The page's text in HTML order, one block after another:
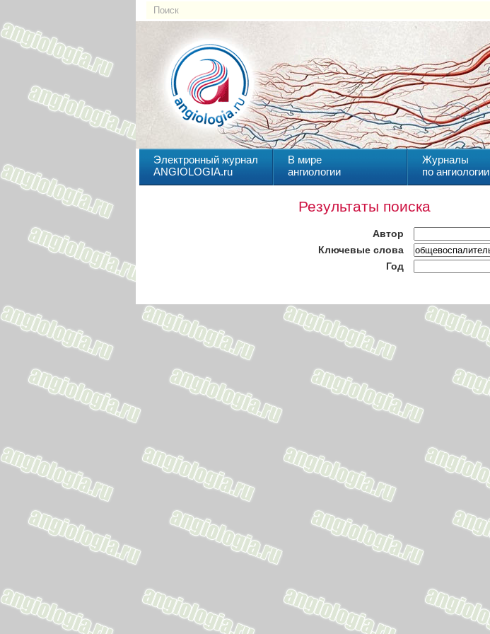
Электронный журнал
ANGIOLOGIA.ru
В мире
ангиологии
Журналы
по ангиологии
Результаты поиска
Автор
Ключевые слова
Год